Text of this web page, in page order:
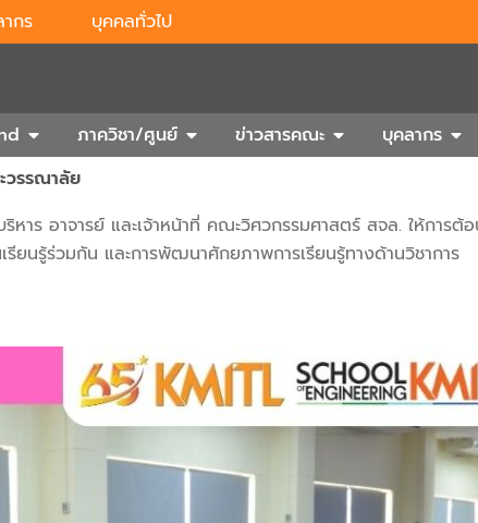
กร บุคคลทั่วไป
Open Outbound
ภาควิชา/ศูนย์ Open ภาควิชา/ศูนย์
ข่าวสารคณะ Open ข่าวสารคณะ
บุคลากร
วรรณาลัย
ร อาจารย์ และเจ้าหน้าที่ คณะวิศวกรรมศาสตร์ สจล. ให้การต้
ยนรู้ร่วมกัน และการพัฒนาศักยภาพการเรียนรู้ทางด้านวิชาการ